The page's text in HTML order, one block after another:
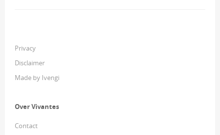
Privacy
Disclaimer
Made by Ivengi
Over Vivantes
Contact